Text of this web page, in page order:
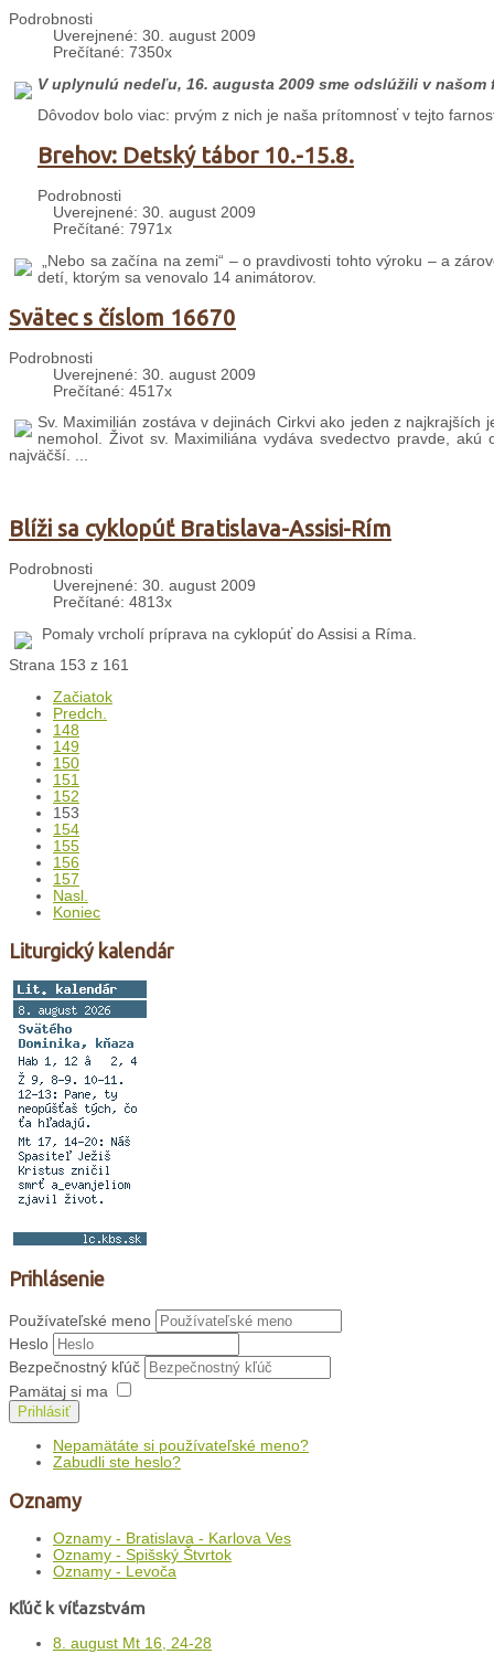
Podrobnosti
Uverejnené: 30. august 2009
Prečítané: 7350x
V uplynulú nedeľu, 16. augusta 2009 sme odslúžili v
Dôvodov bolo viac: prvým z nich je naša prítomnosť v tejto
Brehov: Detský tábor 10.-15.8.
Podrobnosti
Uverejnené: 30. august 2009
Prečítané: 7971x
„Nebo sa začína na zemi“ – o pravdivosti tohto výroku – a
detí, ktorým sa venovalo 14 animátorov.
Svätec s číslom 16670
Podrobnosti
Uverejnené: 30. august 2009
Prečítané: 4517x
Sv. Maximilián zostáva v dejinách Cirkvi ako jeden z
nemohol. Život sv. Maximiliána vydáva svedectvo pravde,
najväčší. ...
Blíži sa cyklopúť Bratislava-Assisi-Rím
Podrobnosti
Uverejnené: 30. august 2009
Prečítané: 4813x
Pomaly vrcholí príprava na cyklopúť do Assisi a Ríma.
Strana 153 z 161
Začiatok
Predch.
148
149
150
151
152
153
154
155
156
157
Nasl.
Koniec
Liturgický kalendár
Prihlásenie
Používateľské meno
Heslo
Bezpečnostný kľúč
Pamätaj si ma
Prihlásiť
Nepamätáte si používateľské meno?
Zabudli ste heslo?
Oznamy
Oznamy - Bratislava - Karlova Ves
Oznamy - Spišský Štvrtok
Oznamy - Levoča
Kľúč k víťazstvám
8. august Mt 16, 24-28